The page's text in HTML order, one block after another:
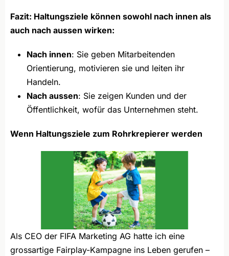
Fazit: Haltungsziele können sowohl nach innen als
auch nach aussen wirken:
Nach innen: Sie geben Mitarbeitenden
Orientierung, motivieren sie und leiten ihr
Handeln.
Nach aussen: Sie zeigen Kunden und der
Öffentlichkeit, wofür das Unternehmen steht.
Wenn Haltungsziele zum Rohrkrepierer werden
Als CEO der FIFA Marketing AG hatte ich eine
grossartige Fairplay-Kampagne ins Leben gerufen –